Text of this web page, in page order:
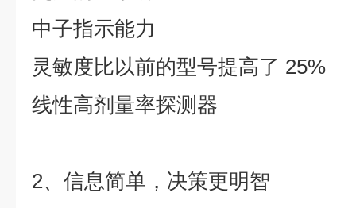
中子指示能力
灵敏度比以前的型号提高了 25%
线性高剂量率探测器
2、信息简单，决策更明智